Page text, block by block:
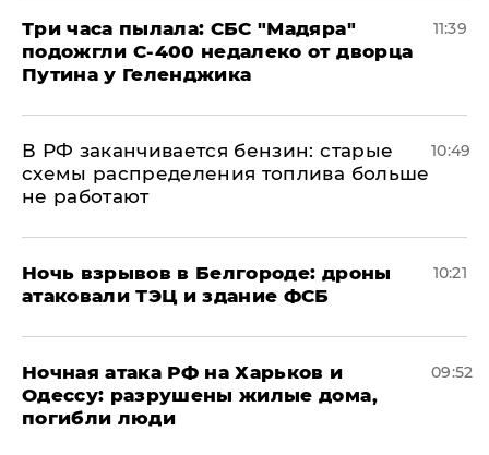
Три часа пылала: СБС "Мадяра"
подожгли С-400 недалеко от дворца
Путина у Геленджика
11:39
​В РФ заканчивается бензин: старые
схемы распределения топлива больше
не работают
10:49
​Ночь взрывов в Белгороде: дроны
атаковали ТЭЦ и здание ФСБ
10:21
​Ночная атака РФ на Харьков и
Одессу: разрушены жилые дома,
погибли люди
09:52